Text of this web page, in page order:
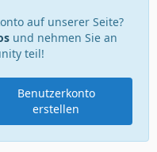
auf unserer Seite?
und nehmen Sie an
teil!
Benutzerkonto
erstellen